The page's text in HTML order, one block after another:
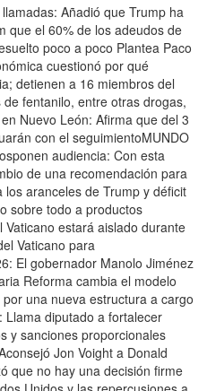
Añadió que Trump ha
que el 60% de los adeudos de
poco a poco Plantea Paco
cuestionó por qué
detienen a 16 miembros del
fentanilo, entre otras drogas,
Nuevo León: Afirma que del 3
con el seguimientoMUNDO
audiencia: Con esta
de una recomendación para
aranceles de Trump y déficit
sobre todo a productos
estará aislado durante
Vaticano para
El gobernador Manolo Jiménez
Reforma cambia el modelo
una nueva estructura a cargo
Llama diputado a fortalecer
y sanciones proporcionales
Jon Voight a Donald
que no hay una decisión firme